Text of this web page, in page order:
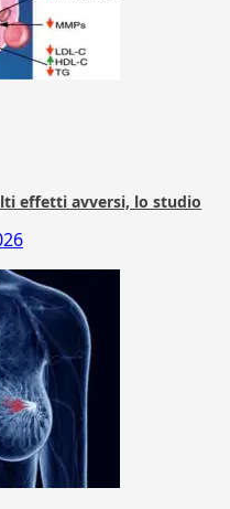
effetti avversi, lo studio